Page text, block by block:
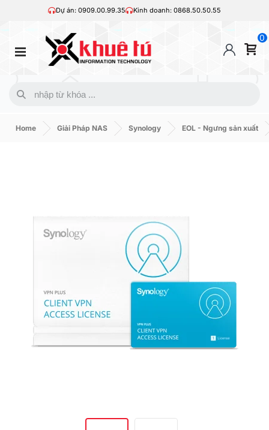
Dự án: 0909.00.99.35 Kinh doanh: 0868.50.50.55
0
Home Giải Pháp NAS Synology EOL - Ngưng sản xuất